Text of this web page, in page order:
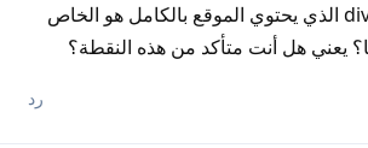
وكيف عرفت أن الـ div الذي يحتوي الموقع بالكامل هو الخاص
يعني هل أنت متأكد من هذه النقطة؟
رد